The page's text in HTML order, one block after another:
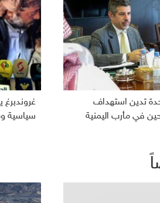
تدين استهداف
في مأرب اليمنية
سياسية